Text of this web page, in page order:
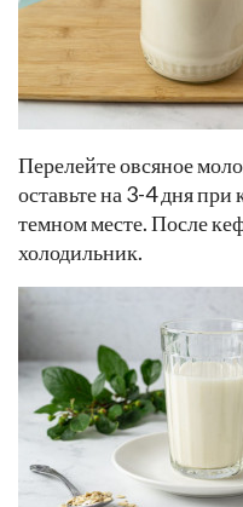
Перелейте овсяное
оставьте на 3-4 дня
темном месте. После
холодильник.